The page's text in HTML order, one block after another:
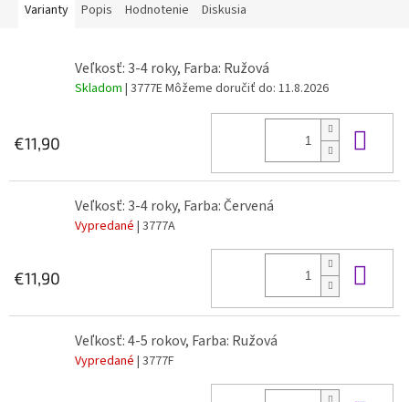
Varianty Popis Hodnotenie Diskusia
Veľkosť: 3-4 roky, Farba: Ružová
Skladom | 3777EMôžeme doručiť do: 11.8.2026
€11,90
Veľkosť: 3-4 roky, Farba: Červená
Vypredané | 3777A
€11,90
Veľkosť: 4-5 rokov, Farba: Ružová
Vypredané | 3777F